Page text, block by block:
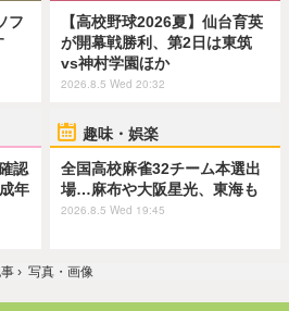
フ
【高校野球2026夏】仙台育英
が開幕戦勝利、第2日は東筑
vs神村学園ほか
2026.8.5 Wed 20:32
認
年
趣味・娯楽
全国高校麻雀32チーム本選出
場…麻布や大阪星光、東海も
2026.8.5 Wed 19:45
› 写真・画像